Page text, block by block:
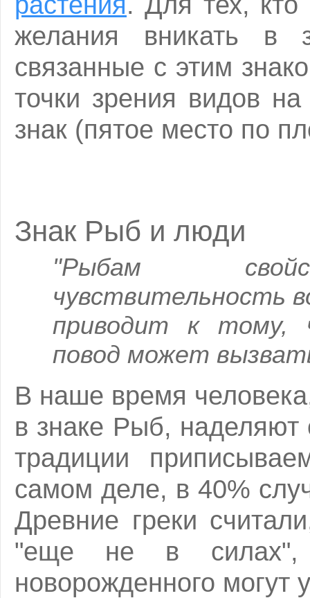
желания вникать в
связанные с этим
точки зрения видов
знак (пятое место по
Знак Рыб и люди
"Рыбам
чувствительность
приводит к тому,
повод может
В наше время
в знаке Рыб, наделяют
традиции
самом деле, в 40%
Древние греки
"еще не в силах",
новорожденного могут